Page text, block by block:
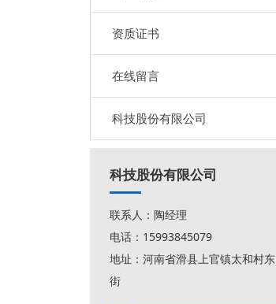
资质证书
在线留言
科技股份有限公司
科技股份有限公司
联系人：陶经理
电话：15993845079
地址：河南省滑县上官镇太和村东
街